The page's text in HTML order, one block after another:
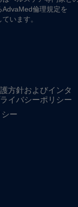
​AdvaMed倫理規定を​
います。
方針およびインタ
イバシーポリシー
ー